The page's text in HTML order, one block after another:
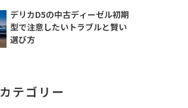
デリカD5の中古ディーゼル初期
型で注意したいトラブルと賢い
選び方
カテゴリー